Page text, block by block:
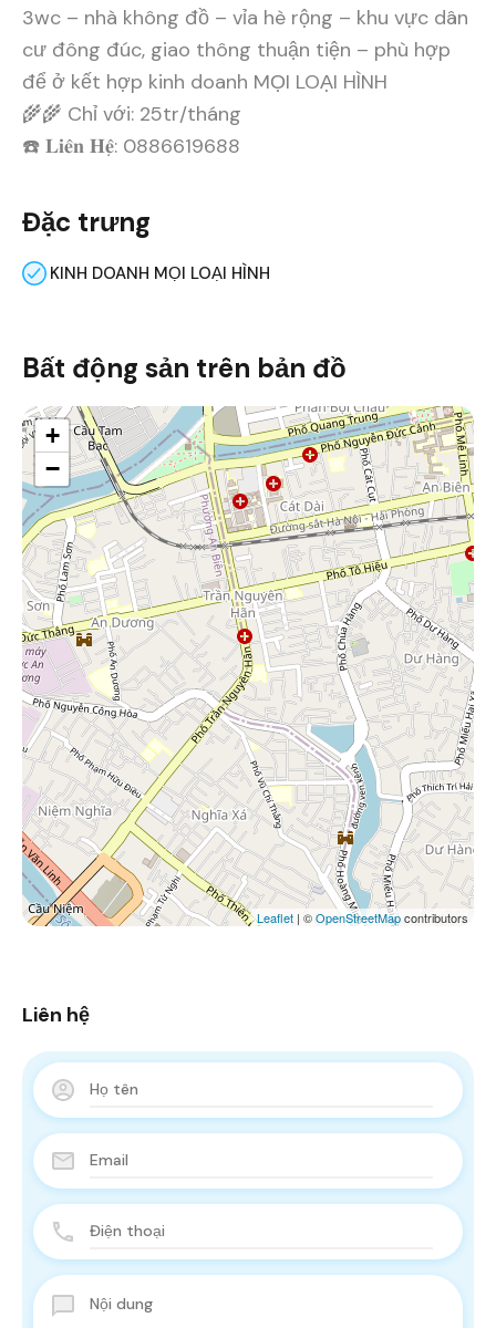
3wc – nhà không đồ – vỉa hè rộng – khu vực dân
cư đông đúc, giao thông thuận tiện – phù hợp
để ở kết hợp kinh doanh MỌI LOẠI HÌNH
🌾🌾 Chỉ với: 25tr/tháng
☎️ 𝐋𝐢𝐞̂𝐧 𝐇𝐞̣̂: 0886619688
Đặc trưng
KINH DOANH MỌI LOẠI HÌNH
Bất động sản trên bản đồ
+
−
Leaflet | ©OpenStreetMapcontributors
Liên hệ